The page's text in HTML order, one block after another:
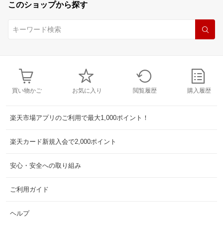
このショップから探す
買い物かご お気に入り 閲覧履歴 購入履歴
楽天市場アプリのご利用で最大1,000ポイント！
楽天カード新規入会で2,000ポイント
安心・安全への取り組み
ご利用ガイド
ヘルプ